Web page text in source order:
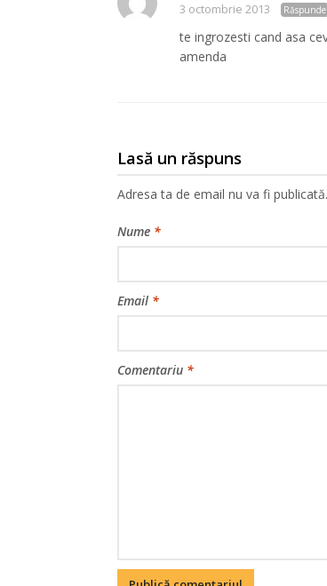
3 octombrie 2013 Răspunde
te ingrozesti cand asa
amenda
Lasă un răspuns
Adresa ta de email nu va fi publicată.
Nume *
Email *
Comentariu *